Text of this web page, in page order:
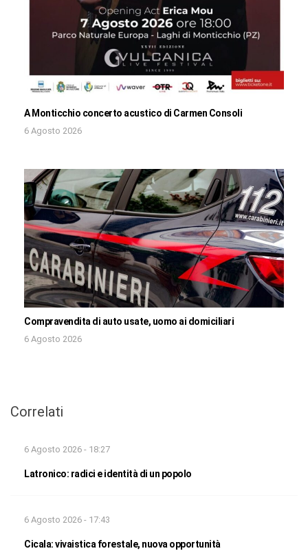
A Monticchio concerto acustico di Carmen Consoli
6 Agosto 2026
Compravendita di auto usate, uomo ai domiciliari
6 Agosto 2026
Correlati
6 Agosto 2026 - 18:27
Latronico: radici e identità di un popolo
6 Agosto 2026 - 17:43
Cicala: vivaistica forestale, nuova opportunità